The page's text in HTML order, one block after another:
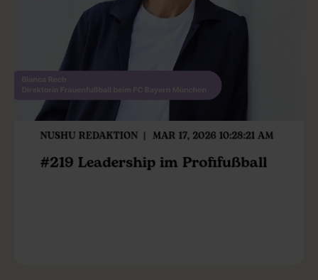
NUSHU REDAKTION MAR 17, 2026 10:28:21 AM
#219 Leadership im Profifußball